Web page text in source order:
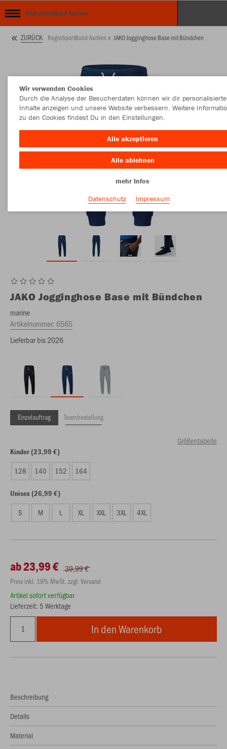
RegioSportBund Aachen
ZURÜCK RegioSportBund Aachen JAKO Jogginghose Base mit Bündchen
JAKO Jogginghose Base mit Bündchen
marine
Artikelnummer: 6565
Lieferbar bis 2026
Einzelauftrag Teambestellung
Größentabelle
Kinder (23,99 €)
128 140 152 164
Unisex (26,99 €)
S M L XL XXL 3XL 4XL
ab 23,99 € 39,99 €
Preis inkl. 19% MwSt. zzgl. Versand
Artikel sofort verfügbar
Lieferzeit: 5 Werktage
In den Warenkorb
Beschreibung
Details
Material
Wir verwenden Cookies
Durch die Analyse der Besucherdaten können wir dir personalisierte
Inhalte anzeigen und unsere Website verbessern. Weitere
zu den Cookies findest Du in den Einstellungen.
Alle akzeptieren
Alle ablehnen
mehr Infos
Datenschutz
Impressum